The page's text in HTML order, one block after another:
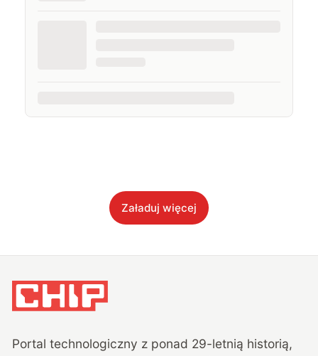
Załaduj więcej
Portal technologiczny z ponad 29-letnią historią,